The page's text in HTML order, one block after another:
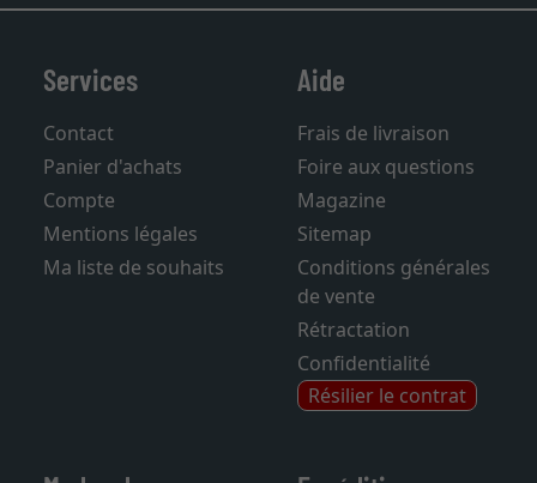
Services
Contact
Panier d'achats
Compte
Mentions légales
Ma liste de souhaits
Aide
Frais de livraison
Foire aux questions
Magazine
Sitemap
Conditions générales
de vente
Rétractation
Confidentialité
Résilier le contrat